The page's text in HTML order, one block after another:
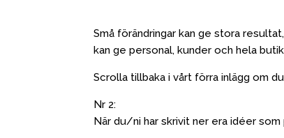
Små förändringar kan ge stora
kan ge personal, kunder och hela
Scrolla tillbaka i vårt förra inlägg om
Nr 2:
När du/ni har skrivit ner era idéer